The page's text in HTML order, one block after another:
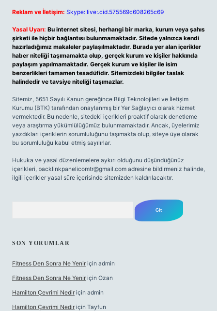
Reklam ve İletişim: Skype: live:.cid.575569c608265c69
Yasal Uyarı: Bu internet sitesi, herhangi bir marka, kurum veya şahıs
şirketi ile hiçbir bağlantısı bulunmamaktadır. Sitede yalnızca kendi
hazırladığımız makaleler paylaşılmaktadır. Burada yer alan içerikler
haber niteliği taşımamakta olup, gerçek kurum ve kişiler hakkında
paylaşım yapılmamaktadır. Gerçek kurum ve kişiler ile isim
benzerlikleri tamamen tesadüfidir. Sitemizdeki bilgiler taslak
halindedir ve tavsiye niteliği taşımazlar.
Sitemiz, 5651 Sayılı Kanun gereğince Bilgi Teknolojileri ve İletişim
Kurumu (BTK) tarafından onaylanmış bir Yer Sağlayıcı olarak hizmet
vermektedir. Bu nedenle, sitedeki içerikleri proaktif olarak denetleme
veya araştırma yükümlülüğümüz bulunmamaktadır. Ancak, üyelerimiz
yazdıkları içeriklerin sorumluluğunu taşımakta olup, siteye üye olarak
bu sorumluluğu kabul etmiş sayılırlar.
Hukuka ve yasal düzenlemelere aykırı olduğunu düşündüğünüz
içerikleri, backlinkpanelicomtr@gmail.com adresine bildirmeniz halinde,
ilgili içerikler yasal süre içerisinde sitemizden kaldırılacaktır.
SON YORUMLAR
Fitness Den Sonra Ne Yenir için admin
Fitness Den Sonra Ne Yenir için Ozan
Hamilton Çevrimi Nedir için admin
Hamilton Çevrimi Nedir için Tayfun